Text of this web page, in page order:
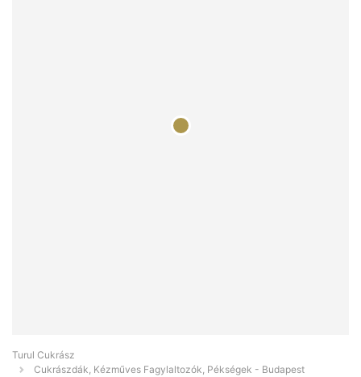
Turul Cukrász
Cukrászdák, Kézműves Fagylaltozók, Pékségek - Budapest